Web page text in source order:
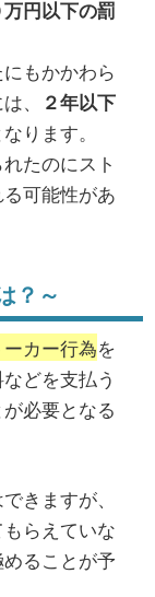
円以下の罰
もかかわら
、
２年以下
なります。
たのにスト
可能性があ
？～
カー行為を
どを支払う
必要となる
きますが、
らえていな
ることが予